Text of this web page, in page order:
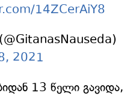
14ZCerAiY8
2021
13 წელი გავიდა,